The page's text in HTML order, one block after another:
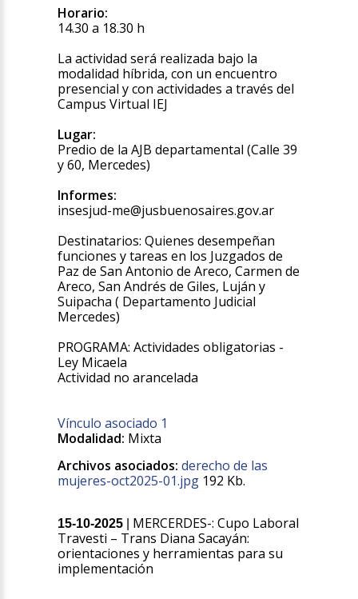
Horario:
14.30 a 18.30 h
La actividad será realizada bajo la
modalidad híbrida, con un encuentro
presencial y con actividades a través del
Campus Virtual IEJ
Lugar:
Predio de la AJB departamental (Calle 39
y 60, Mercedes)
Informes:
insesjud-me@jusbuenosaires.gov.ar
Destinatarios: Quienes desempeñan
funciones y tareas en los Juzgados de
Paz de San Antonio de Areco, Carmen de
Areco, San Andrés de Giles, Luján y
Suipacha ( Departamento Judicial
Mercedes)
PROGRAMA: Actividades obligatorias -
Ley Micaela
Actividad no arancelada
Vínculo asociado 1
Modalidad: Mixta
Archivos asociados: derecho de las
mujeres-oct2025-01.jpg 192 Kb.
15-10-2025
MERCERDES-: Cupo Laboral
Travesti – Trans Diana Sacayán:
orientaciones y herramientas para su
implementación